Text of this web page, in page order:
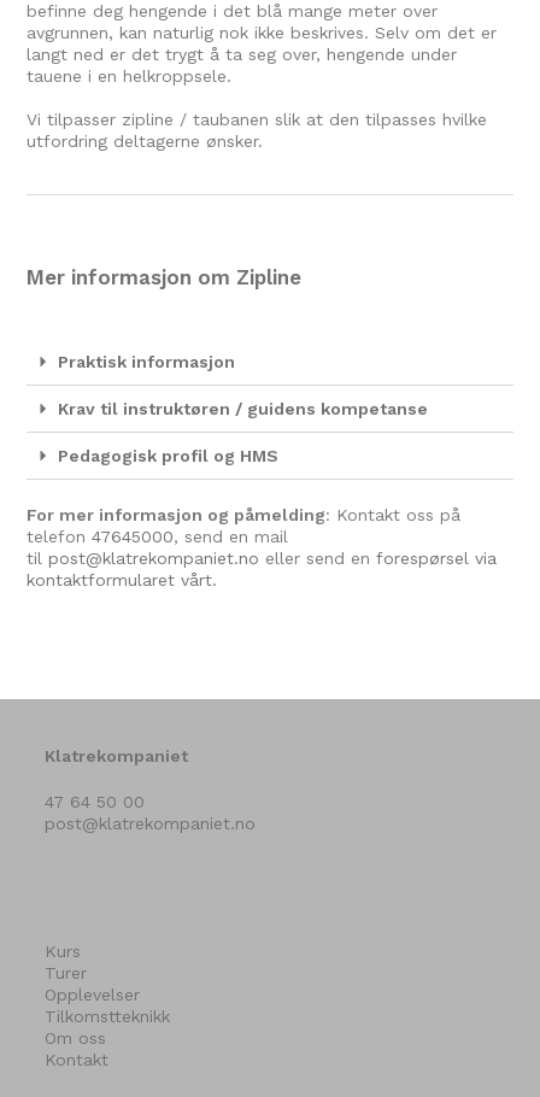
befinne deg hengende i det blå mange meter over
avgrunnen, kan naturlig nok ikke beskrives. Selv om det er
langt ned er det trygt å ta seg over, hengende under
tauene i en helkroppsele.
Vi tilpasser zipline / taubanen slik at den tilpasses hvilke
utfordring deltagerne ønsker.
Mer informasjon om Zipline
Praktisk informasjon
Krav til instruktøren / guidens kompetanse
Pedagogisk profil og HMS
For mer informasjon og påmelding: Kontakt oss på
telefon47645000, send en mail
til post@klatrekompaniet.no eller send enforespørsel via
kontaktformularet vårt.
Klatrekompaniet
47 64 50 00
post@klatrekompaniet.no
Kurs
Turer
Opplevelser
Tilkomstteknikk
Om oss
Kontakt